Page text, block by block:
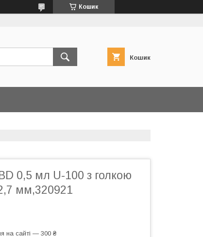
Кошик
Кошик
0,5 мл U-100 з голкою
мм,320921
на сайті — 300 ₴